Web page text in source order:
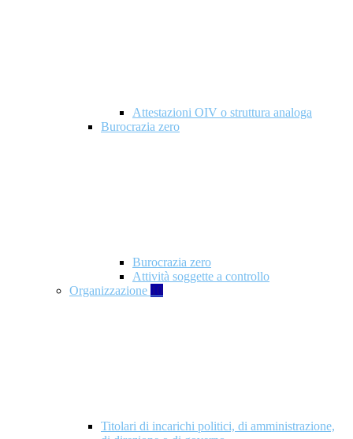
Attestazioni OIV o struttura analoga
Burocrazia zero
Burocrazia zero
Attività soggette a controllo
Organizzazione 10
Titolari di incarichi politici, di amministrazione,